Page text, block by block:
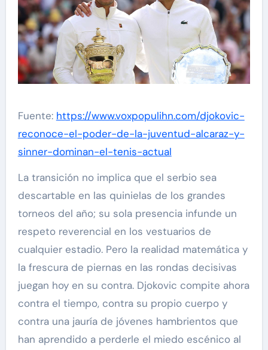
Fuente: https://www.voxpopulihn.com/djokovic-
reconoce-el-poder-de-la-juventud-alcaraz-y-
sinner-dominan-el-tenis-actual
La transición no implica que el serbio sea
descartable en las quinielas de los grandes
torneos del año; su sola presencia infunde un
respeto reverencial en los vestuarios de
cualquier estadio. Pero la realidad matemática y
la frescura de piernas en las rondas decisivas
juegan hoy en su contra. Djokovic compite ahora
contra el tiempo, contra su propio cuerpo y
contra una jauría de jóvenes hambrientos que
han aprendido a perderle el miedo escénico al